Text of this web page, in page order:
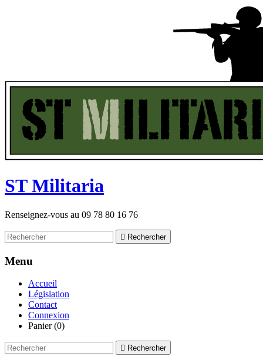
STMilitaria
Renseignez-vous au 09 78 80 16 76
 Rechercher
Menu
Accueil
Législation
Contact
Connexion
Panier (0)
 Rechercher